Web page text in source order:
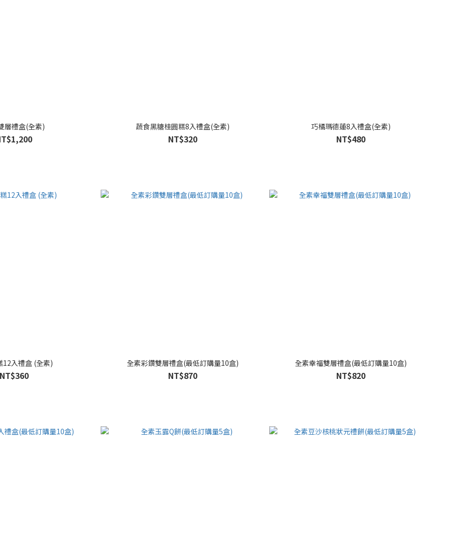
層禮盒(全素) 蔬食黑糖桂圓糕8入禮盒(全素)
NT$320
巧橘瑪德蓮8入禮盒(全素)
NT$480
12入禮盒 (全素) 全素彩鑽雙層禮盒(最低訂購量10盒)
NT$870
全素幸福雙層禮盒(最低訂購量10盒)
NT$820